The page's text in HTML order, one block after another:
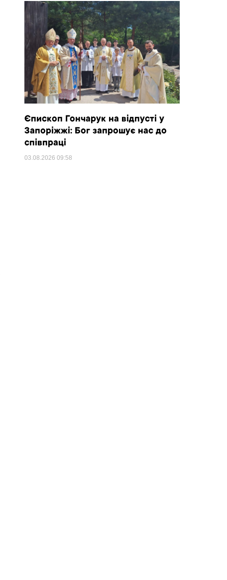
Єпископ Гончарук на відпусті у
Запоріжжі: Бог запрошує нас до
співпраці
03.08.2026 09:58